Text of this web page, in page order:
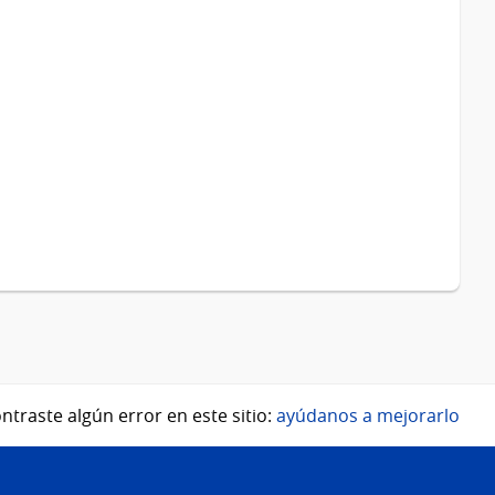
algún error en este sitio: ayúdanos a mejorarlo